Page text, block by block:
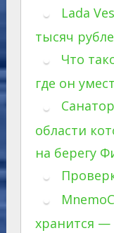
Lada
тысяч
Что
где он
области
на берегу
хранится —